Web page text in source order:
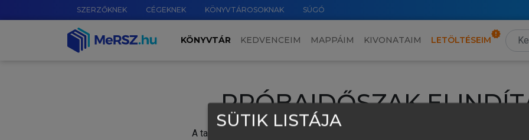
SZERZŐKNEK CÉGEKNEK KÖNYVTÁROSOKNAK SÚGÓ
KÖNYVTÁR KEDVENCEIM MAPPÁIM KIVONATAIM LETÖLTÉSEIM
PRÓBAIDŐSZAK
A tartalom megtekintéséhez lépj be a saját fiókoddal, iskolai azonosítóddal vagy
SÜTIK LISTÁJA